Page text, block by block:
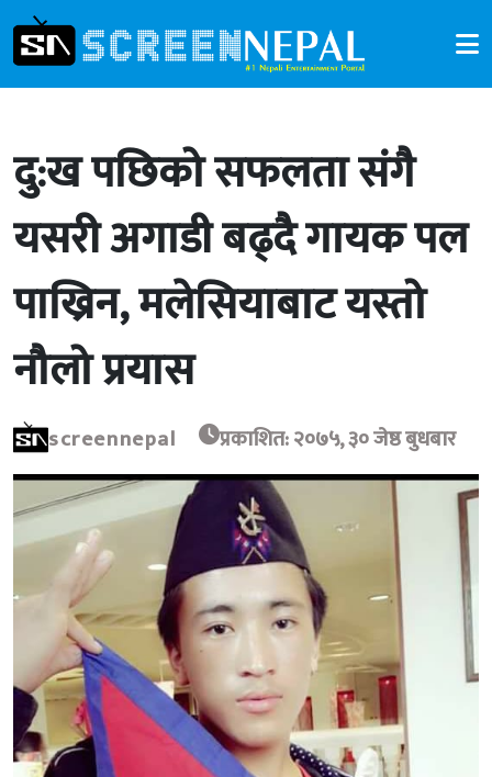
दु:ख पछिको सफलता संगै
यसरी अगाडी बढ्दै गायक पल
पाख्रिन, मलेसियाबाट यस्तो
नौलो प्रयास
screennepal प्रकाशित: २०७५, ३० जेष्ठ बुधबार